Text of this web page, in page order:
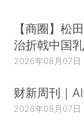
【商圈】松
治折戟中国
2026年08月07日
财新周刊｜
2026年08月07日